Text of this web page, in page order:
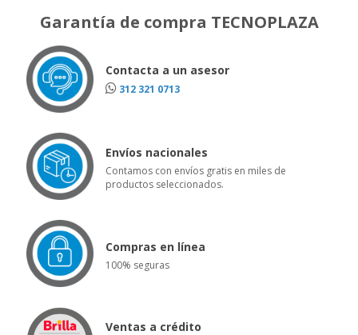
Garantía de compra TECNOPLAZA
Contacta a un asesor
312 321 0713
Envíos nacionales
Contamos con envíos gratis en miles de
productos seleccionados.
Compras en línea
100% seguras
Ventas a crédito